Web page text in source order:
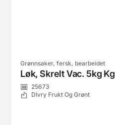
Grønnsaker, fersk, bearbeidet
Løk, Skrelt Vac. 5kg Kg
25673
Dlvry Frukt Og Grønt